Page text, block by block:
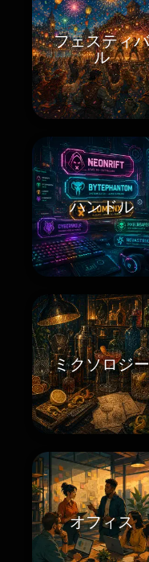
フェスティバ
ル
ハンドル
ミクソロジー
オフィス